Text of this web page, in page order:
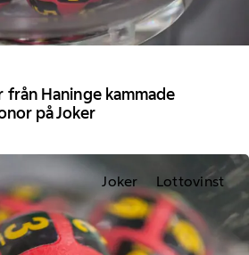
Haninge kammade
på Joker
Joker Lottovinst